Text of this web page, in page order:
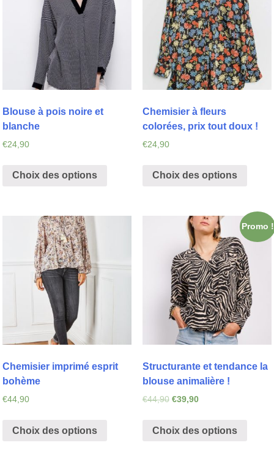
Blouse à pois noire et
blanche
€24,90
Choix des options
Chemisier à fleurs
colorées, prix tout doux !
€24,90
Choix des options
Chemisier imprimé esprit
bohème
€44,90
Choix des options
Promo !
Structurante et tendance la
blouse animalière !
€44,90 €39,90
Choix des options